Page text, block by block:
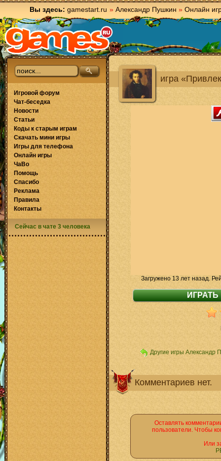
Вы здесь: gamestart.ru » Александр Пушкин » Онлайн
игра
Загружено 13 лет назад.
Другие игры Александр
Комментариев нет.
Оставлять
пользователи. Чтобы
Или
Игровой форум
Чат-беседка
Новости
Статьи
Коды к старым играм
Скачать мини игры
Игры для телефона
Онлайн игры
ЧаВо
Помощь
Спасибо
Реклама
Правила
Контакты
Сейчас в чате 3 человека